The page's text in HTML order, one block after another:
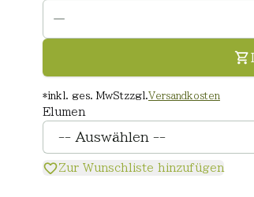
*inkl. ges. MwStzzgl. Versandkosten
Elumen
Zur Wunschliste hinzufügen